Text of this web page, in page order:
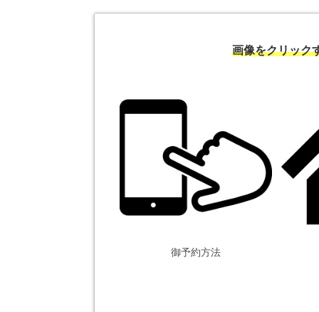
画像をクリック
御予約方法